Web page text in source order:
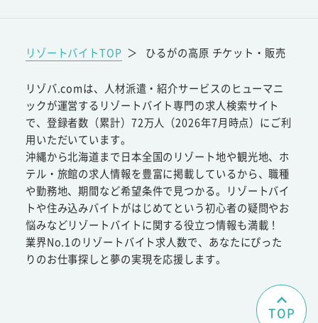
リゾートバイトTOP ＞ ひるがの高原 チケット・販売
リゾバ.comは、人材派遣・紹介サービスのヒューマニ
ックが運営するリゾートバイト専門の求人検索サイト
で、登録者数（累計）72万人（2026年7月時点）にご利
用いただいています。
沖縄から北海道まで日本全国のリゾート地や観光地、ホ
テル・旅館の求人情報を豊富に掲載しているから、職種
や勤務地、期間など希望条件で見つかる。リゾートバイ
トや住み込みバイトがはじめてという初心者の疑問やお
悩みなどリゾートバイトに関する役立つ情報も満載！
業界No.1のリゾートバイト求人数で、あなたにぴった
りのお仕事探しと夢の実現を応援します。
TOP